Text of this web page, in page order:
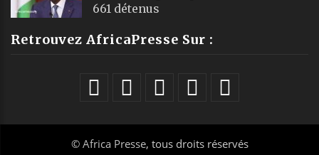
661 détenus
Retrouvez AfricaPresse Sur :
© Africa Presse, tous droits réservés